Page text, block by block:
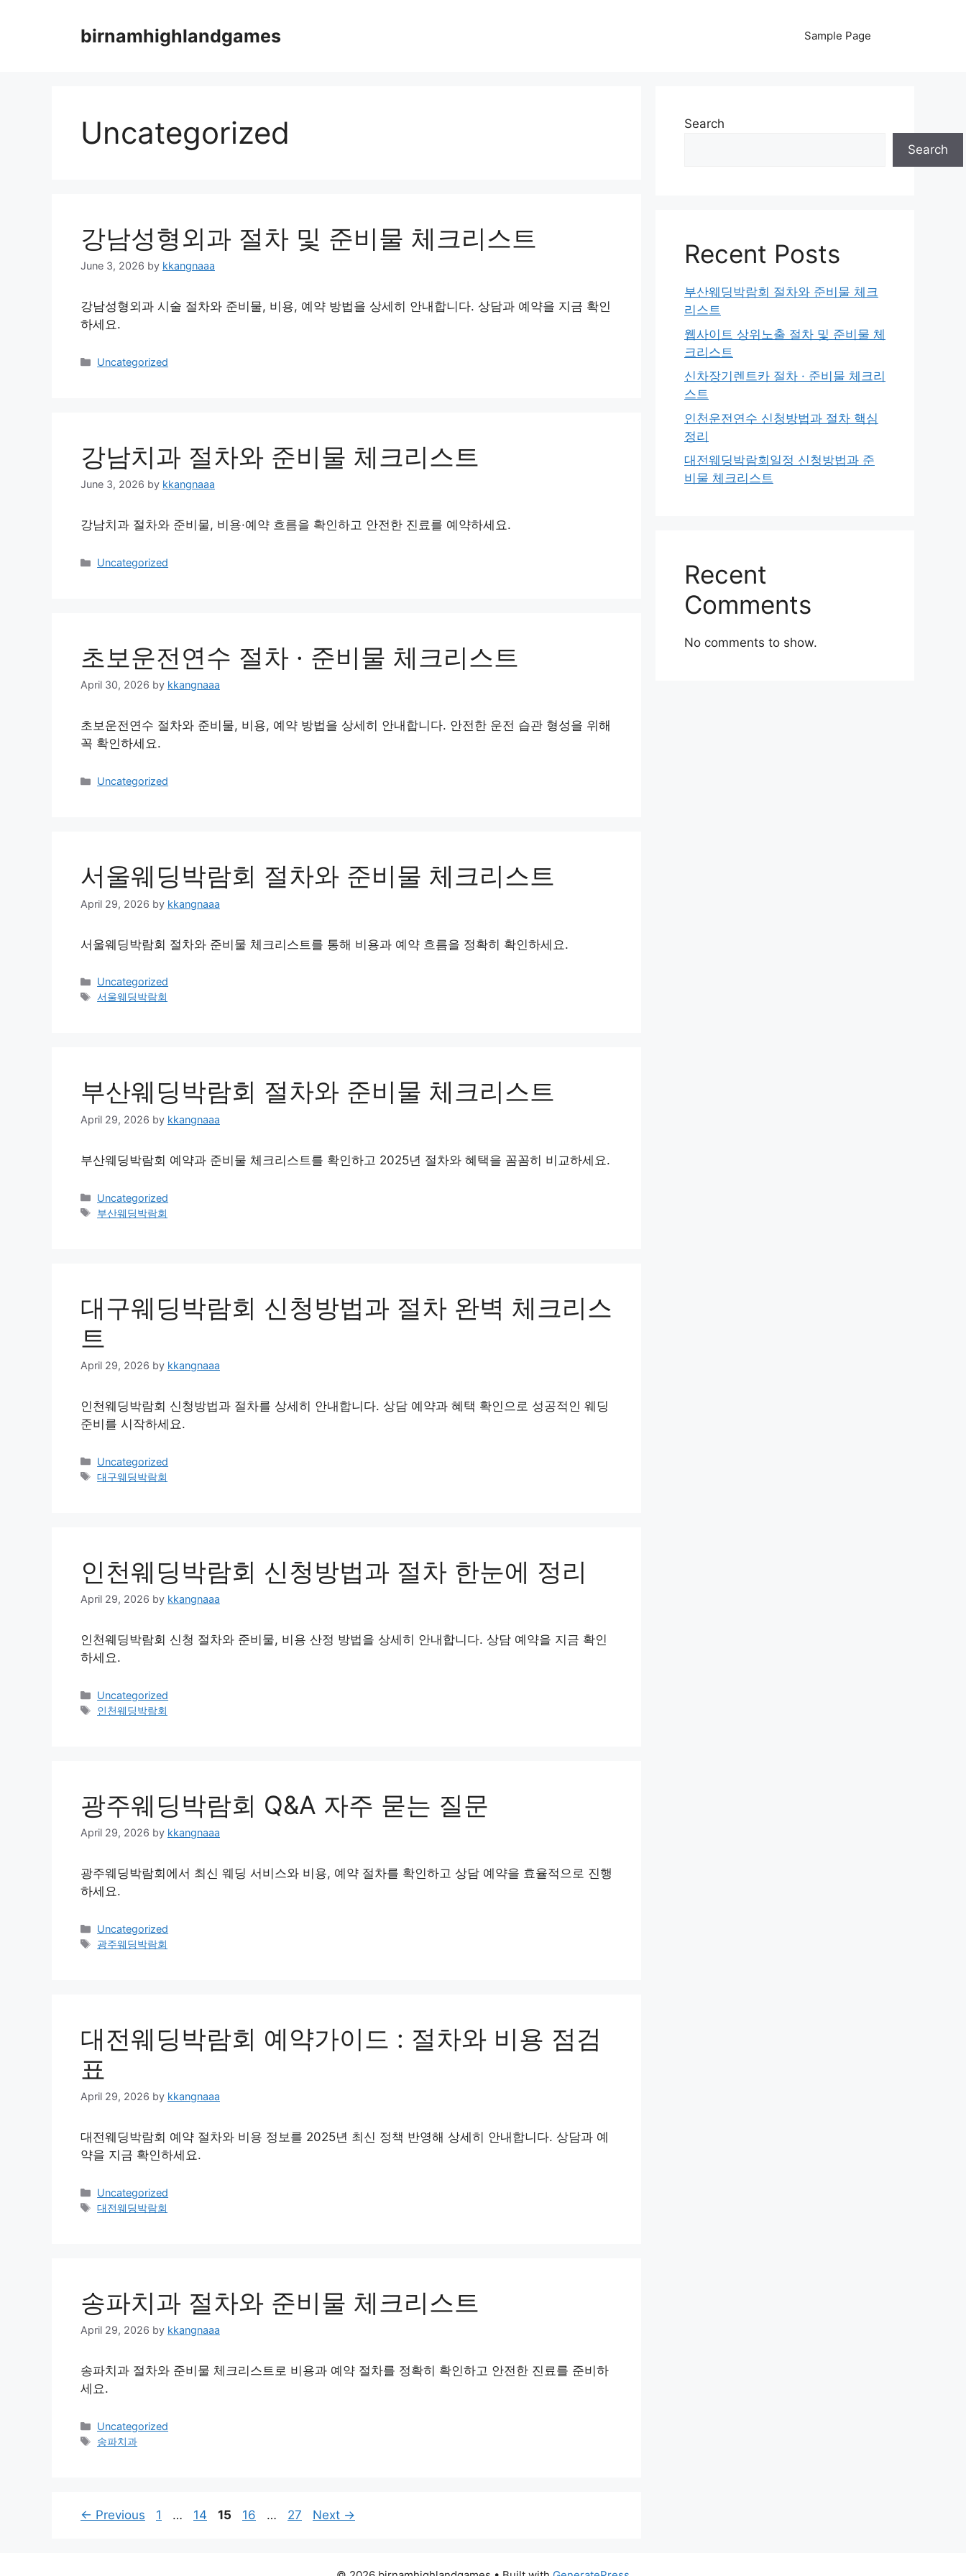
birnamhighlandgames Sample Page
Uncategorized
강남성형외과 절차 및 준비물 체크리스트
June 3, 2026 by kkangnaaa
강남성형외과 시술 절차와 준비물, 비용, 예약 방법을 상세히 안내합니다. 상담과 예약을 지금 확인
하세요.
Categories
Uncategorized
강남치과 절차와 준비물 체크리스트
June 3, 2026 by kkangnaaa
강남치과 절차와 준비물, 비용·예약 흐름을 확인하고 안전한 진료를 예약하세요.
Categories
Uncategorized
초보운전연수 절차 · 준비물 체크리스트
April 30, 2026 by kkangnaaa
초보운전연수 절차와 준비물, 비용, 예약 방법을 상세히 안내합니다. 안전한 운전 습관 형성을 위해
꼭 확인하세요.
Categories
Uncategorized
서울웨딩박람회 절차와 준비물 체크리스트
April 29, 2026 by kkangnaaa
서울웨딩박람회 절차와 준비물 체크리스트를 통해 비용과 예약 흐름을 정확히 확인하세요.
Categories
Uncategorized
Tags
서울웨딩박람회
부산웨딩박람회 절차와 준비물 체크리스트
April 29, 2026 by kkangnaaa
부산웨딩박람회 예약과 준비물 체크리스트를 확인하고 2025년 절차와 혜택을 꼼꼼히 비교하세요.
Categories
Uncategorized
Tags
부산웨딩박람회
대구웨딩박람회 신청방법과 절차 완벽 체크리스
트
April 29, 2026 by kkangnaaa
인천웨딩박람회 신청방법과 절차를 상세히 안내합니다. 상담 예약과 혜택 확인으로 성공적인 웨딩
준비를 시작하세요.
Categories
Uncategorized
Tags
대구웨딩박람회
인천웨딩박람회 신청방법과 절차 한눈에 정리
April 29, 2026 by kkangnaaa
인천웨딩박람회 신청 절차와 준비물, 비용 산정 방법을 상세히 안내합니다. 상담 예약을 지금 확인
하세요.
Categories
Uncategorized
Tags
인천웨딩박람회
광주웨딩박람회 Q&A 자주 묻는 질문
April 29, 2026 by kkangnaaa
광주웨딩박람회에서 최신 웨딩 서비스와 비용, 예약 절차를 확인하고 상담 예약을 효율적으로 진행
하세요.
Categories
Uncategorized
Tags
광주웨딩박람회
대전웨딩박람회 예약가이드 : 절차와 비용 점검
표
April 29, 2026 by kkangnaaa
대전웨딩박람회 예약 절차와 비용 정보를 2025년 최신 정책 반영해 상세히 안내합니다. 상담과 예
약을 지금 확인하세요.
Categories
Uncategorized
Tags
대전웨딩박람회
송파치과 절차와 준비물 체크리스트
April 29, 2026 by kkangnaaa
송파치과 절차와 준비물 체크리스트로 비용과 예약 절차를 정확히 확인하고 안전한 진료를 준비하
세요.
Categories
Uncategorized
Tags
송파치과
← Previous Page
1 … Page
14 Page
15 Page
16 … Page
27 Next →
Search
Search
Recent Posts
부산웨딩박람회 절차와 준비물 체크
리스트
웹사이트 상위노출 절차 및 준비물 체
크리스트
신차장기렌트카 절차 · 준비물 체크리
스트
인천운전연수 신청방법과 절차 핵심
정리
대전웨딩박람회일정 신청방법과 준
비물 체크리스트
Recent
Comments
No comments to show.